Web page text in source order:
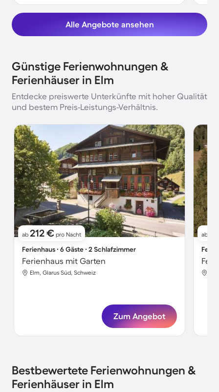
Alle Angebote ansehen
Günstige Ferienwohnungen &
Ferienhäuser in Elm
Entdecke preiswerte Unterkünfte mit hoher Qualität
und bestem Preis-Leistungs-Verhältnis.
ab 212 € pro Nacht
Ferienhaus ∙ 6 Gäste ∙ 2 Schlafzimmer
Ferienhaus mit Garten
Elm, Glarus Süd, Schweiz
Zum Angebot
ab
Bestbewertete Ferienwohnungen &
Ferienhäuser in Elm